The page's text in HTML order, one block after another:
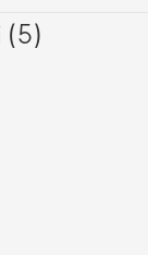
(5)